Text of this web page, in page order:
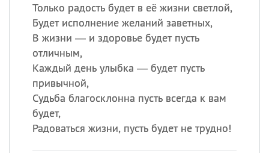
Только радость будет в её жизни светлой,
Будет исполнение желаний заветных,
В жизни — и здоровье будет пусть
отличным,
Каждый день улыбка — будет пусть
привычной,
Судьба благосклонна пусть всегда к вам
будет,
Радоваться жизни, пусть будет не трудно!